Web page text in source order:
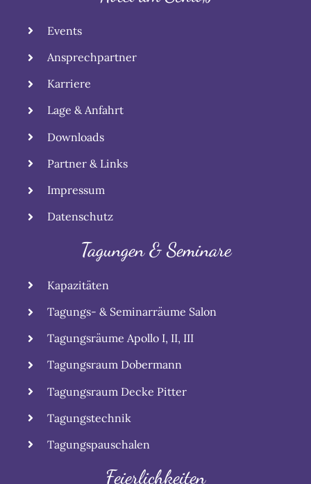
Events
Ansprechpartner
Karriere
Lage & Anfahrt
Downloads
Partner & Links
Impressum
Datenschutz
Tagungen & Seminare
Kapazitäten
Tagungs- & Seminarräume Salon
Tagungsräume Apollo I, II, III
Tagungsraum Dobermann
Tagungsraum Decke Pitter
Tagungstechnik
Tagungspauschalen
Feierlichkeiten